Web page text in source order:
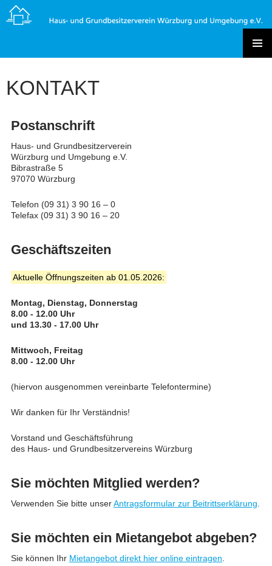
Zum
Inhalt
KONTAKT
Postanschrift
Haus- und Grundbesitzerverein
Würzburg und Umgebung e.V.
Bibrastraße 5
97070 Würzburg
Telefon (09 31) 3 90 16 – 0
Telefax (09 31) 3 90 16 – 20
Geschäftszeiten
Aktuelle Öffnungszeiten ab 01.05.2026:
Montag, Dienstag, Donnerstag
8.00 - 12.00 Uhr
und 13.30 - 17.00 Uhr
Mittwoch, Freitag
8.00 - 12.00 Uhr
(hiervon ausgenommen vereinbarte Telefontermine)
Wir danken für Ihr Verständnis!
Vorstand und Geschäftsführung
des Haus- und Grundbesitzervereins Würzburg
Sie möchten Mitglied werden?
Verwenden Sie bitte unserAntragsformular zur Beitrittserklärung.
Sie möchten ein Mietangebot abgeben?
Sie können Ihr Mietangebot direkt hier online eintragen.